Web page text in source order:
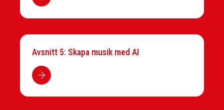
Avsnitt 5: Skapa musik med AI